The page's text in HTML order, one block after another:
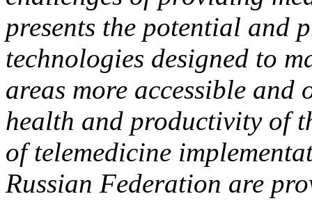
presents the potential and
technologies designed to
areas more accessible
health and productivity of
of telemedicine
Russian Federation are